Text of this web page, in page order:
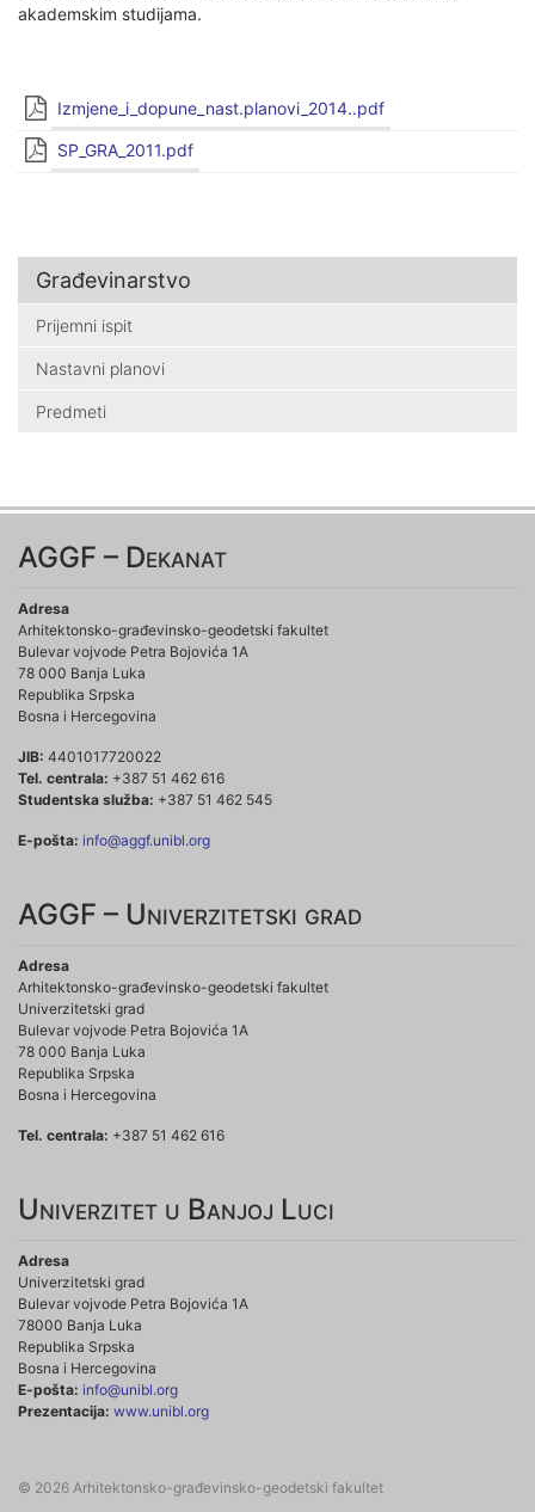
Građevinarstvo
Prijemni ispit
Nastavni planovi
Predmeti
akademskim studijama.
Izmjene_i_dopune_nast.planovi_2014..pdf
SP_GRA_2011.pdf
AGGF – Dekanat
Adresa
Arhitektonsko-građevinsko-geodetski fakultet
Bulevar vojvode Petra Bojovića 1A
78 000 Banja Luka
Republika Srpska
Bosna i Hercegovina
JIB: 4401017720022
Tel. centrala: +387 51 462 616
Studentska služba: +387 51 462 545
E-pošta: info@aggf.unibl.org
AGGF – Univerzitetski grad
Adresa
Arhitektonsko-građevinsko-geodetski fakultet
Univerzitetski grad
Bulevar vojvode Petra Bojovića 1A
78 000 Banja Luka
Republika Srpska
Bosna i Hercegovina
Tel. centrala: +387 51 462 616
Univerzitet u Banjoj Luci
Adresa
Univerzitetski grad
Bulevar vojvode Petra Bojovića 1A
78000 Banja Luka
Republika Srpska
Bosna i Hercegovina
E-pošta: info@unibl.org
Prezentacija: www.unibl.org
© 2026 Arhitektonsko-građevinsko-geodetski fakultet